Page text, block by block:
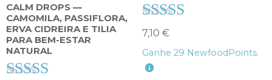
CALM DROPS —
CAMOMILA, PASSIFLORA,
ERVA CIDREIRA E TILIA
PARA BEM-ESTAR
NATURAL
Avaliação
3.00
de 5
7,10 €
Ganhe 29 NewfoodPoints.